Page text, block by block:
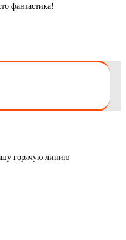
фантастика!
горячую линию